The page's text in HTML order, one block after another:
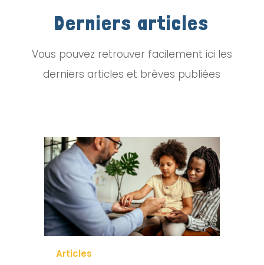
Derniers articles
Vous pouvez retrouver facilement ici les
derniers articles et brèves publiées
Articles